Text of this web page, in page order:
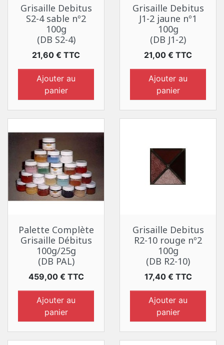
Grisaille Debitus
S2-4 sable nº2
100g
(DB S2-4)
Prix
21,60 € TTC
Ajouter au
panier
Grisaille Debitus
J1-2 jaune nº1
100g
(DB J1-2)
Prix
21,00 € TTC
Ajouter au
panier
Palette Complète
Grisaille Débitus
100g/25g
(DB PAL)
Prix
459,00 € TTC
Ajouter au
panier
Grisaille Debitus
R2-10 rouge nº2
100g
(DB R2-10)
Prix
17,40 € TTC
Ajouter au
panier